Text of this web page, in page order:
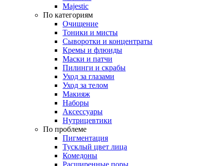
Majestic
По категориям
Очищение
Тоники и мисты
Сыворотки и концентраты
Кремы и флюиды
Маски и патчи
Пилинги и скрабы
Уход за глазами
Уход за телом
Макияж
Наборы
Аксессуары
Нутрицевтики
По проблеме
Пигментация
Тусклый цвет лица
Комедоны
Расширенные поры